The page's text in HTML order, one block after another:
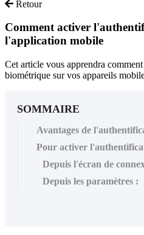
Retour
Comment activer
l'application mobile
Cet article vous apprendra
biométrique sur vos appareils
SOMMAIRE
Avantages de
Pour activer
Depuis l'écran de
Depuis les paramètres :